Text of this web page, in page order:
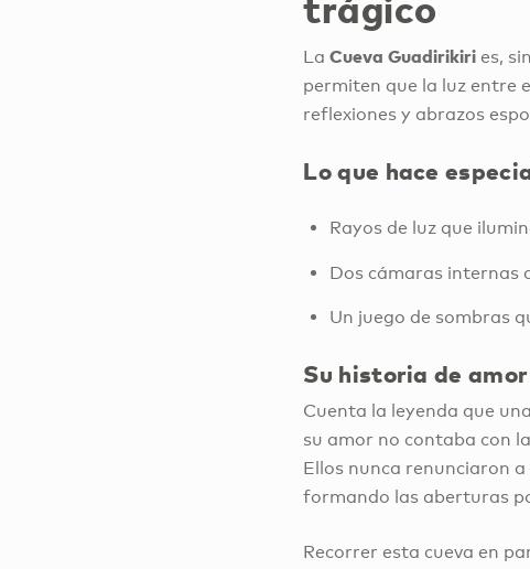
LaCueva Guadirikiri es,
permiten que la luz entre
reflexiones y abrazos
Lo que hace
Rayos de luz que
Dos cámaras internas
Un juego de sombras
Su historia de
Cuenta la leyenda que
su amor no contaba con
Ellos nunca renunciaron
formando las aberturas
Recorrer esta cueva en